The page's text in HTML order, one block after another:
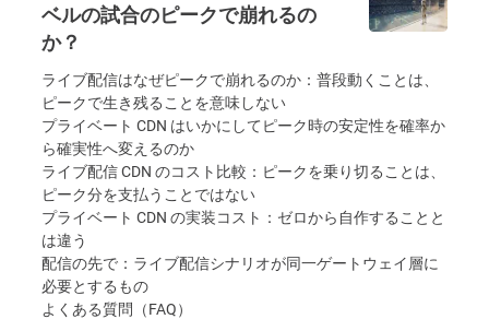
ベルの試合のピークで崩れるの
か？
ライブ配信はなぜピークで崩れるのか：普段動くことは、
ピークで生き残ることを意味しない
プライベート CDN はいかにしてピーク時の安定性を確率か
ら確実性へ変えるのか
ライブ配信 CDN のコスト比較：ピークを乗り切ることは、
ピーク分を支払うことではない
プライベート CDN の実装コスト：ゼロから自作することと
は違う
配信の先で：ライブ配信シナリオが同一ゲートウェイ層に
必要とするもの
よくある質問（FAQ）